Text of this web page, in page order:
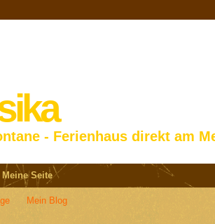
- Ferienhaus direkt am
Meine Seite
Mein Blog